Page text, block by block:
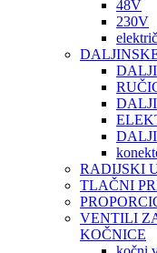
48V
230V
RADIJSKI
TLAČNI
VENTILI
KOČNICE